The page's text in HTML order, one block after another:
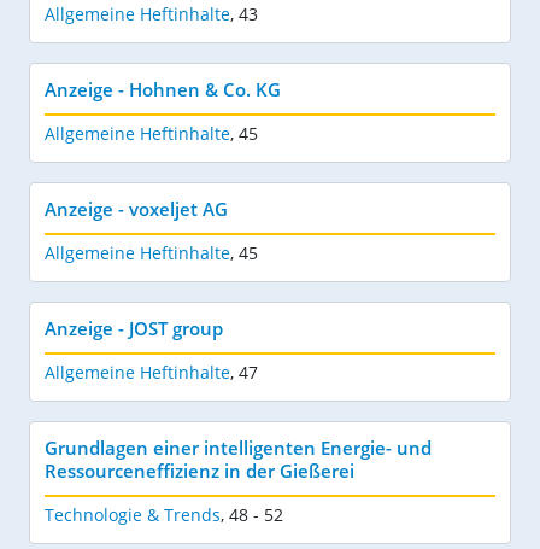
Allgemeine Heftinhalte, 43
Anzeige - Hohnen & Co. KG
Allgemeine Heftinhalte, 45
Anzeige - voxeljet AG
Allgemeine Heftinhalte, 45
Anzeige - JOST group
Allgemeine Heftinhalte, 47
Grundlagen einer intelligenten Energie- und
Ressourceneffizienz in der Gießerei
Technologie & Trends, 48 - 52